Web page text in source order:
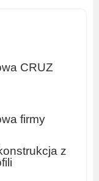
CRUZ
firmy
z